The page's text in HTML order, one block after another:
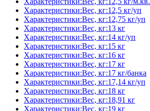
Характеристики:Вес, кг:12,5 кг/уп
Характеристики:Вес, кг:12,75 кг/уп
Характеристики:Вес, кг:13 кг
Характеристики:Вес, кг:14 кг/уп
Характеристики:Вес, кг:15 кг
Характеристики:Вес, кг:16 кг
Характеристики:Вес, кг:17 кг
Характеристики:Вес, кг:17 кг/банка
Характеристики:Вес, кг:17,14 кг/уп
Характеристики:Вес, кг:18 кг
Характеристики:Вес, кг:18,91 кг
Характеристики:Вес, кг:19 кг